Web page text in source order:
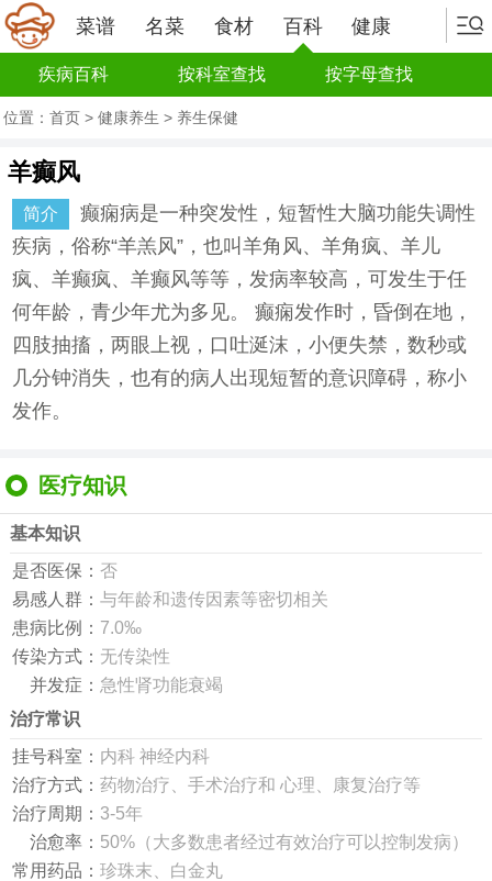
菜谱 名菜 食材 百科 健康
疾病百科 按科室查找 按字母查找
位置： 首页 > 健康养生 > 养生保健
羊癫风
简介
癫痫病是一种突发性，短暂性大脑功能失调性
疾病，俗称“羊羔风”，也叫羊角风、羊角疯、羊儿
疯、羊癫疯、羊癫风等等，发病率较高，可发生于任
何年龄，青少年尤为多见。 癫痫发作时，昏倒在地，
四肢抽搐，两眼上视，口吐涎沫，小便失禁，数秒或
几分钟消失，也有的病人出现短暂的意识障碍，称小
发作。
医疗知识
基本知识
是否医保： 否
易感人群： 与年龄和遗传因素等密切相关
患病比例： 7.0‰
传染方式： 无传染性
并发症： 急性肾功能衰竭
治疗常识
挂号科室： 内科 神经内科
治疗方式： 药物治疗、手术治疗和 心理、康复治疗等
治疗周期： 3-5年
治愈率： 50%（大多数患者经过有效治疗可以控制发病）
常用药品： 珍珠末、白金丸